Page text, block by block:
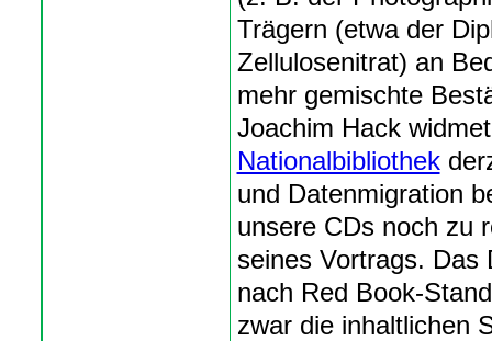
Trägern (etwa der
Zellulosenitrat) an
mehr gemischte
Joachim Hack
Nationalbibliothek
und Datenmigration
unsere CDs noch zu
seines Vortrags. Das
nach Red Book-
zwar die inhaltlichen